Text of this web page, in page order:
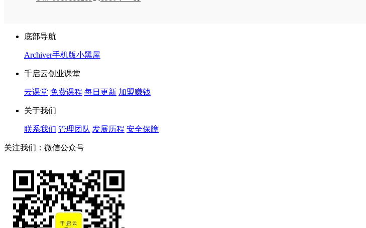
底部导航
Archiver手机版小黑屋
千启云创业课堂
云课堂 免费课程 每日更新 加盟赚钱
关于我们
联系我们 管理团队 发展历程 安全保障
关注我们：微信公众号